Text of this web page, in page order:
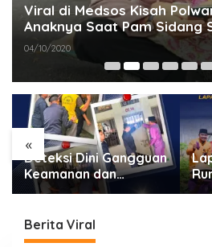
Viral di Medsos Kisah
Anaknya Saat Pam Sidang
04/10/2020
«
Deteksi Dini Gangguan
Keamanan dan
Ketertiban, Lapas
Gelar Razia Rutin Blok
Hunian
Berita Viral